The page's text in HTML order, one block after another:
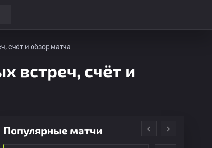
счёт и обзор матча
встреч, счёт и
Популярные матчи